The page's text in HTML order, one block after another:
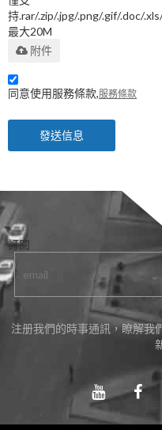
持.rar/.zip/.jpg/.png/.gif/.doc/
最大20M
附件
同意使用服務條款, 服務條款
發送信息
訂閱
注册我們的時事通訊，瞭解我